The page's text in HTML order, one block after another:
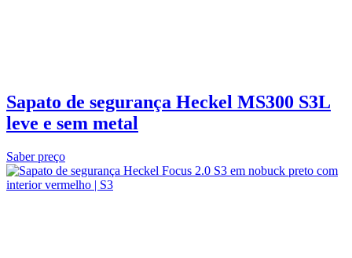
Sapato de segurança Heckel MS300 S3L
leve e sem metal
Saber preço